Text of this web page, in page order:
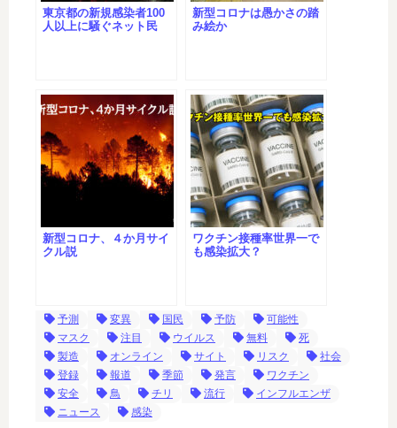
東京都の新規感染者100
人以上に騒ぐネット民
新型コロナは愚かさの踏
み絵か
新型コロナ、４か月サイ
クル説
ワクチン接種率世界一で
も感染拡大？
予測 変異 国民 予防
可能性
マスク
注目 ウイルス 無料
死
製造
オンライン サイト リスク
社会
登録
報道 季節 発言
ワクチン
安全
鳥 チリ 流行
インフルエンザ
ニュース
感染